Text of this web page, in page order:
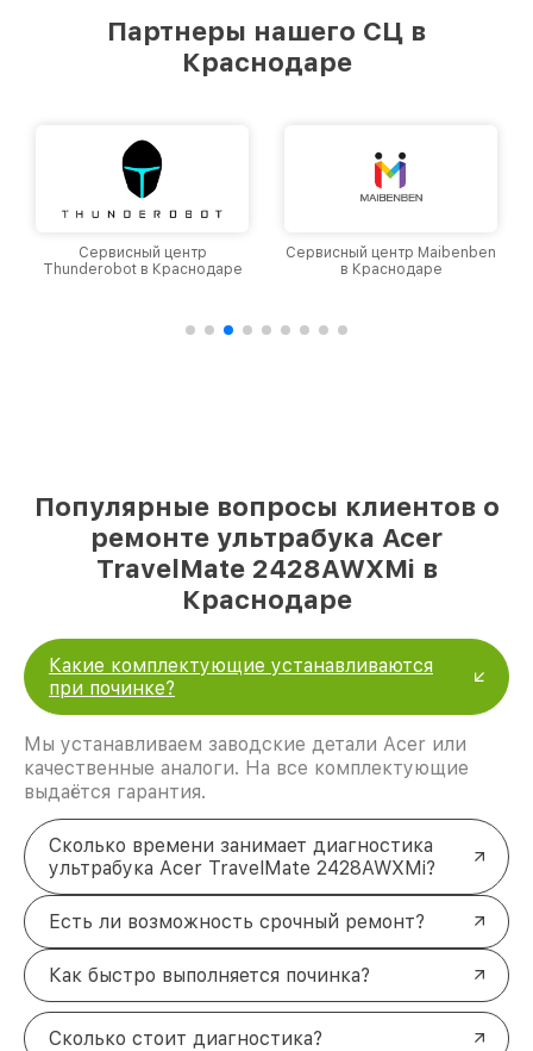
Партнеры нашего СЦ в
Краснодаре
Сервисный центр
Thunderobot в Краснодаре
Сервисный центр Maibenben
в Краснодаре
Популярные вопросы клиентов о
ремонте ультрабука Acer
TravelMate 2428AWXMi в
Краснодаре
Какие комплектующие устанавливаются
при починке?
Мы устанавливаем заводские детали Acer или
качественные аналоги. На все комплектующие
выдаётся гарантия.
Сколько времени занимает диагностика
ультрабука Acer TravelMate 2428AWXMi?
Есть ли возможность срочный ремонт?
Как быстро выполняется починка?
Сколько стоит диагностика?